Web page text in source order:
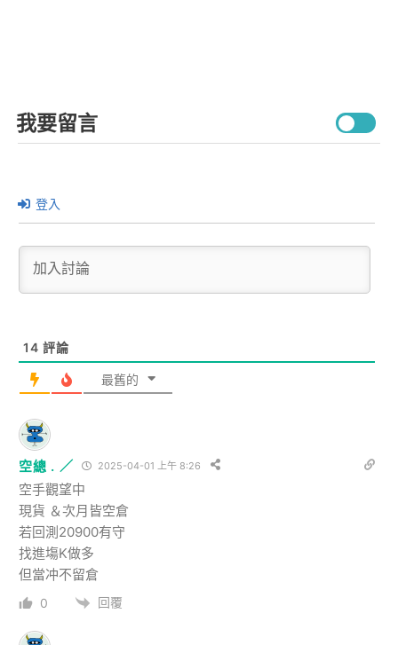
我要留言
登入
14 評論
最舊的
空總 . ／ 2025-04-01 上午 8:26
空手觀望中
現貨 ＆次月皆空倉
若回測20900有守
找進塲K做多
但當冲不留倉
0 回覆